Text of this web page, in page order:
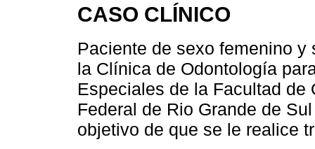
CASO CLÍNICO
Paciente de sexo femenino
la Clínica de Odontología
Especiales de la Facultad
Federal de Rio Grande de
objetivo de que se le realice